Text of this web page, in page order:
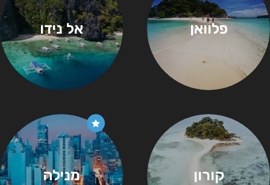
פלוואן אל נידו
קורון מנילה